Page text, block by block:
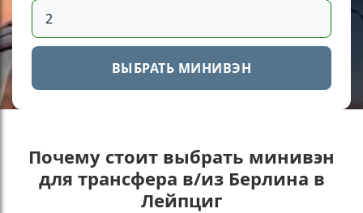
ВЫБРАТЬ МИНИВЭН
Почему стоит выбрать минивэн
для трансфера в/из Берлина в
Лейпциг